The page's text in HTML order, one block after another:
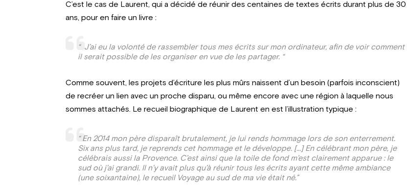
C’est le cas de Laurent, qui a décidé de réunir des centaines de textes écrits durant plus de 30
ans, pour en faire un livre :
“ J’ai eu la volonté de rassembler tous mes écrits sur mon ordinateur, afin de voir comment
il serait possible de les organiser en vue de les partager. “
Comme souvent, les projets d’écriture les plus mûrs naissent d’un besoin (parfois inconscient)
de recréer un lien avec un proche disparu, ou même encore avec une région à laquelle nous
sommes attachés. Le recueil biographique de Laurent en est l’illustration typique :
“ En 2014 mon père disparaît brutalement, je lui rends hommage lors de son enterrement.
Six ans plus tard, je reprends cet hommage et le développe. […] En célébrant mon père, je
célébrais aussi la Provence. C’est ainsi que la toile de fond m’est clairement apparue : le
sud où j’ai grandi. Il n’y avait plus qu’à réunir tous les écrits ayant cette même ambiance
(une soixantaine), le recueil Voyage au sud de ma vie était né.”